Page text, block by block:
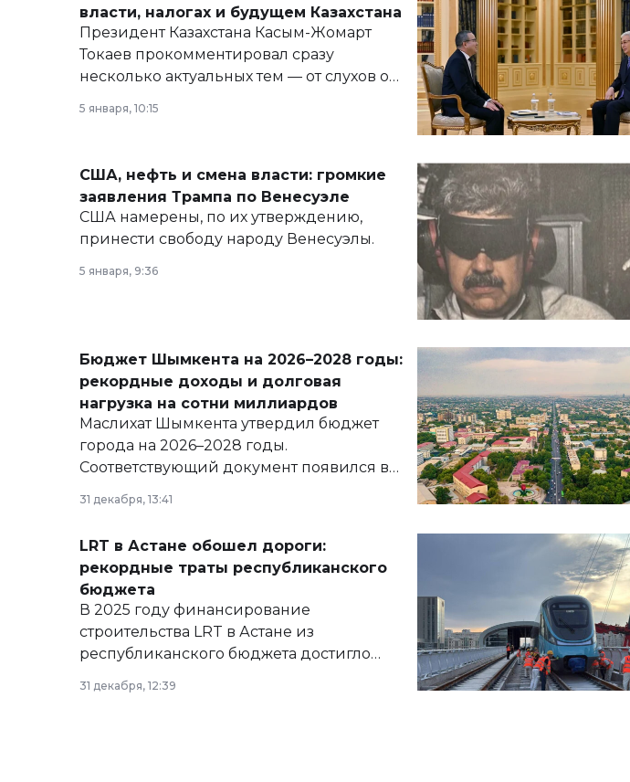
власти, налогах и будущем Казахстана
Президент Казахстана Касым-Жомарт
Токаев прокомментировал сразу
несколько актуальных тем — от слухов о
армии, экономики и личного здоровья.
5 января, 10:15
США, нефть и смена власти: громкие
заявления Трампа по Венесуэле
США намерены, по их утверждению,
принести свободу народу Венесуэлы.
5 января, 9:36
Бюджет Шымкента на 2026–2028 годы:
рекордные доходы и долговая
нагрузка на сотни миллиардов
Маслихат Шымкента утвердил бюджет
города на 2026–2028 годы.
Соответствующий документ появился в
базе нормативных правовых актов и на
сайте маслихат города.
31 декабря, 13:41
LRT в Астане обошел дороги:
рекордные траты республиканского
бюджета
В 2025 году финансирование
строительства LRT в Астане из
республиканского бюджета достигло
рекордных объемов.
31 декабря, 12:39